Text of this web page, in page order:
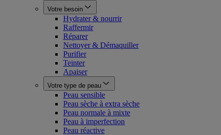
Votre besoin
Hydrater & nourrir
Raffermir
Réparer
Nettoyer & Démaquiller
Purifier
Teinter
Apaiser
Votre type de peau
Peau sensible
Peau sèche à extra sèche
Peau normale à mixte
Peau à imperfection
Peau réactive